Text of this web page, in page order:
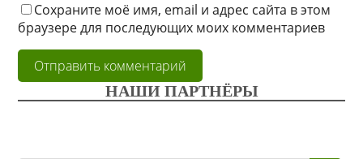
Сохраните моё имя, email и адрес сайта в этом
браузере для последующих моих комментариев
НАШИ ПАРТНЁРЫ